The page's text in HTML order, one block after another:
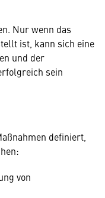
Nur wenn das
ist, kann sich eine
und der
sein
definiert,
von